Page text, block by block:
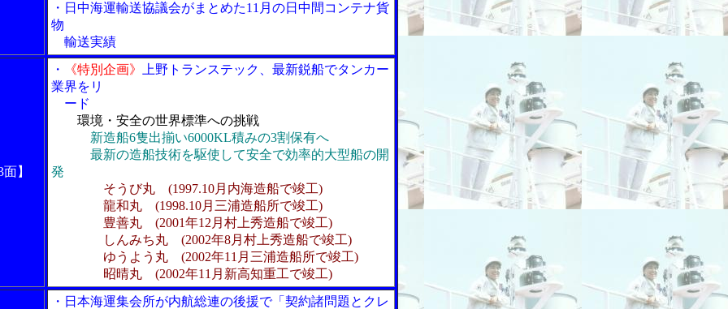
・日中海運輸送協議会がまとめた11月の日中間コンテナ貨
物
輸送実績
】
・ 《特別企画》
上野トランステック、最新鋭船でタンカー
業界をリ
ード
環境・安全の世界標準への挑戦
新造船6隻出揃い6000KL積みの3割保有へ
最新の造船技術を駆使して安全で効率的大型船の開
発
そうび丸 (1997.10月内海造船で竣工)
龍和丸 (1998.10月三浦造船所で竣工)
豊善丸 (2001年12月村上秀造船で竣工)
しんみち丸 (2002年8月村上秀造船で竣工)
ゆうよう丸 (2002年11月三浦造船所で竣工)
昭晴丸 (2002年11月新高知重工で竣工)
・日本海運集会所が内航総連の後援で「契約諸問題とクレ